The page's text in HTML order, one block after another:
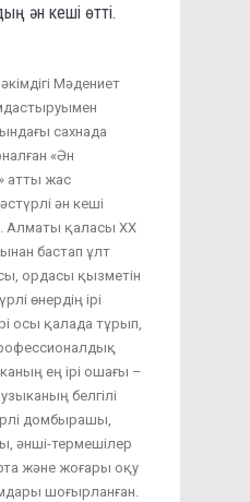
ән кеші өтті.
Мәдениет
сахнада
«Ән
атты жас
ән кеші
Алматы қаласы ХХ
бастап ұлт
ордасы қызметін
өнердің ірі
осы қалада тұрып,
ең ірі ошағы –
белгілі
домбырашы,
әнші-термешілер
және жоғары оқу
шоғырланған.